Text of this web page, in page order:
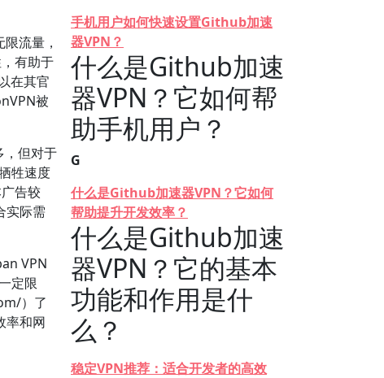
流量，
有助于
在其官
被
，但对于
牲速度
告较
实际需
VPN
定限
）了
率和网
手机用户如何快速设置Github加速
器VPN？
什么是Github加速
器VPN？它如何帮
助手机用户？
G
什么是Github加速器VPN？它如何
帮助提升开发效率？
什么是Github加速
器VPN？它的基本
功能和作用是什
么？
稳定VPN推荐：适合开发者的高效